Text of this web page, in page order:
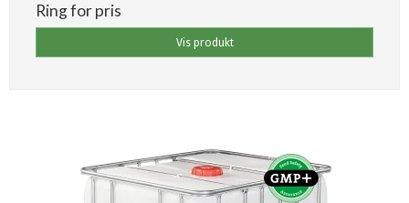
Ring for pris
Vis produkt